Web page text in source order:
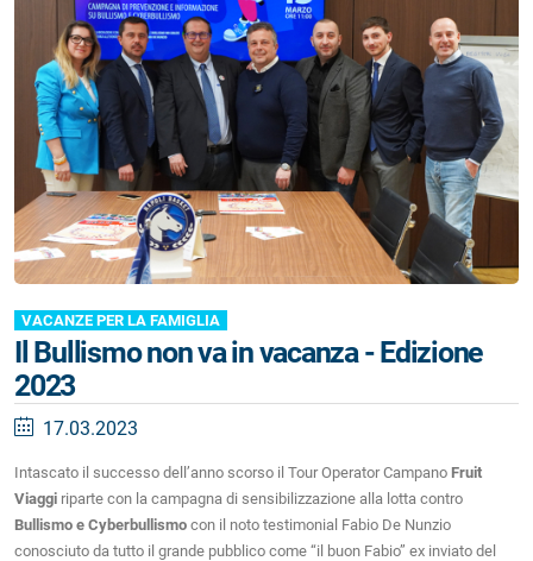
VACANZE PER LA FAMIGLIA
Il Bullismo non va in vacanza - Edizione
2023
17.03.2023
Intascato il successo dell’anno scorso il Tour Operator Campano Fruit
Viaggi riparte con la campagna di sensibilizzazione alla lotta contro
Bullismo e Cyberbullismo con il noto testimonial Fabio De Nunzio
conosciuto da tutto il grande pubblico come “il buon Fabio” ex inviato del